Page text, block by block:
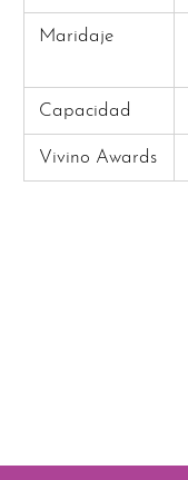
Maridaje
Capacidad
Vivino Awards